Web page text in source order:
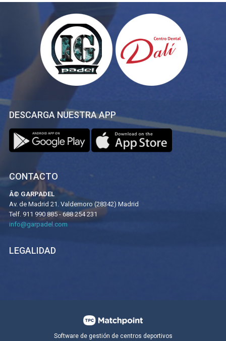
DESCARGA NUESTRA APP
CONTACTO
Â© GARPADEL
Av. de Madrid 21. Valdemoro (28342) Madrid
Telf. 911 990 885 - 688 254 231
info@garpadel.com
LEGALIDAD
Software de gestión de centros deportivos